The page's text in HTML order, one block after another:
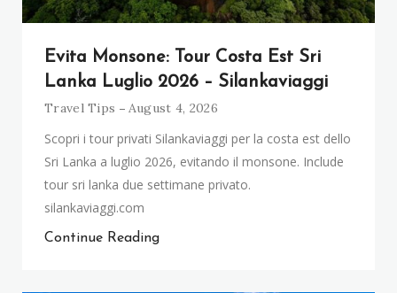
Evita Monsone: Tour Costa Est Sri
Lanka Luglio 2026 – Silankaviaggi
Travel Tips August 4, 2026
Scopri i tour privati Silankaviaggi per la costa est dello
Sri Lanka a luglio 2026, evitando il monsone. Include
tour sri lanka due settimane privato.
silankaviaggi.com
Continue Reading